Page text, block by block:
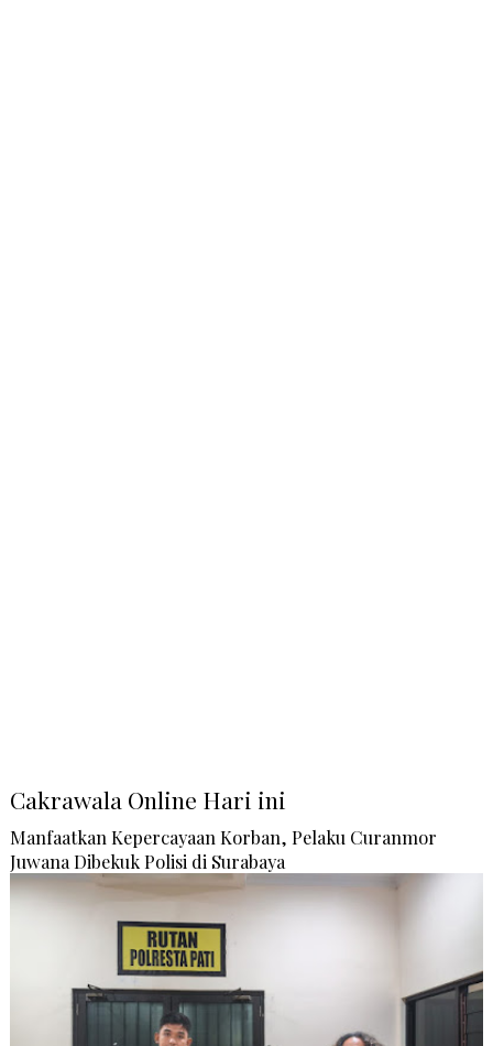
Cakrawala Online Hari ini
Manfaatkan Kepercayaan Korban, Pelaku Curanmor
Juwana Dibekuk Polisi di Surabaya